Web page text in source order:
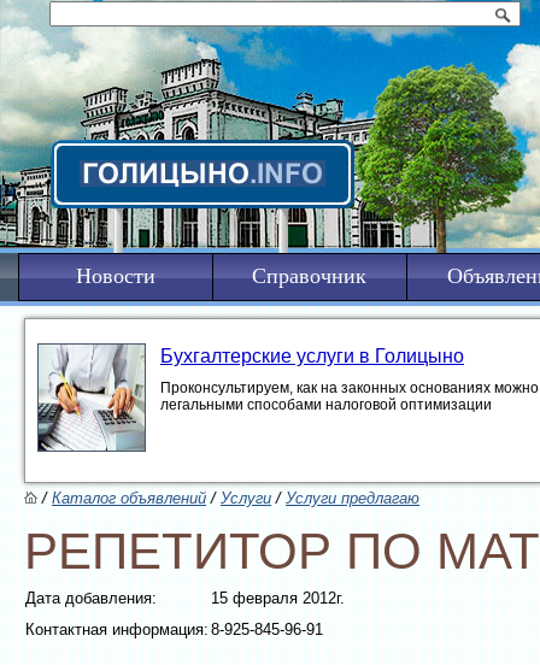
Новости Справочник
Бухгалтерские услуги в Голицыно
Проконсультируем, как на законных основаниях
легальными способами налоговой оптимизации
/Каталог объявлений/Услуги /Услуги предлагаю
РЕПЕТИТОР ПО
Дата добавления:
15 февраля 2012г.
Контактная информация:8-925-845-96-91